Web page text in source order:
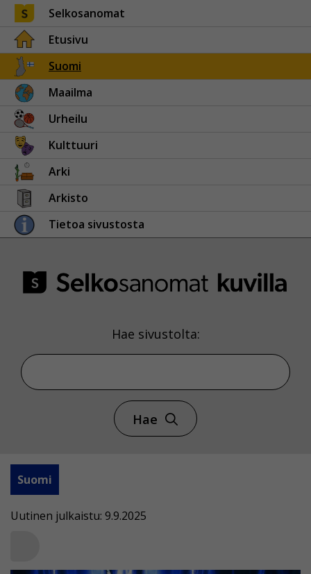
Selkosanomat
Etusivu
Suomi
Maailma
Urheilu
Kulttuuri
Arki
Arkisto
Tietoa sivustosta
Hae sivustolta:
Hae
Suomi
Uutinen julkaistu: 9.9.2025